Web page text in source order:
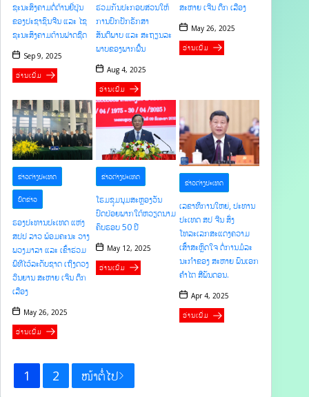
ຊະນະສົງຄາມຕໍ່ຕ້ານຍີ່ປຸ່ນ
ຂອງປະຊາຊົນຈີນ ແລະ ໄຊ
ຊະນະສົງຄາມຕ້ານຟາດຊິດ
Sep 9, 2025
ອ່ານເພີ່ມ
ຮ່ວມກັນປະກອບສ່ວນໃຫ້
ການປົກປັກຮັກສາ
ສັນຕິພາບ ແລະ ສະຖຽນລະ
ພາບຂອງພາກພື້ນ
Aug 4, 2025
ອ່ານເພີ່ມ
ສະຫາຍ ເຈີນ ດຶກ ເລືອງ
May 26, 2025
ອ່ານເພີ່ມ
ຂ່າວຕ່າງປະເທດ
ບົດຂ່າວ
ຮອງປະທານປະເທດ ແຫ່ງ
ສປປ ລາວ ພ້ອມຄະນະ ວາງ
ພວງມາລາ ແລະ ເຂົ້າຮ່ວມ
ພິທີໄວ້ລະດັບຊາດ ເຖິງດວງ
ວິນຍານ ສະຫາຍ ເຈິນ ດຶກ
ເລືອງ
May 26, 2025
ອ່ານເພີ່ມ
ຂ່າວຕ່າງປະເທດ
ໂຮມຊຸມນຸມສະຫຼອງວັນ
ປົດປ່ອຍພາກໃຕ້ຫວຽດນາມ
ຄົບຮອບ 50 ປີ
May 12, 2025
ອ່ານເພີ່ມ
ຂ່າວຕ່າງປະເທດ
ເລຂາທິການໃຫຍ່, ປະທານ
ປະເທດ ສປ ຈີນ ສົ່ງ
ໂທລະເລກສະແດງຄວາມ
ເສົ້າສະຫຼົດໃຈ ຕໍ່ການມໍລະ
ນະກໍາຂອງ ສະຫາຍ ພົນເອກ
ຄໍາໄຕ ສີພັນດອນ.
Apr 4, 2025
ອ່ານເພີ່ມ
1 2 ໜ້າຕໍ່ໄປ